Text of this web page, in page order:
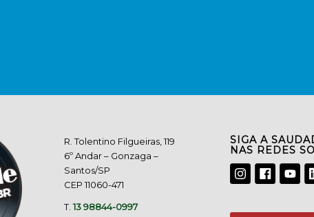
R. Tolentino Filgueiras, 119
6º Andar – Gonzaga –
Santos/SP
CEP 11060-471
T.13 98844-0997
SIGA A
NAS REDES